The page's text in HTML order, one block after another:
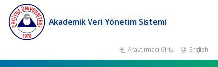
Akademik Veri Yönetim Sistemi
Araştırmacı Girişi English